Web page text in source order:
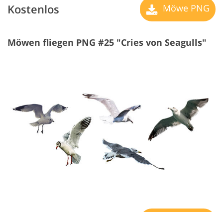
Kostenlos Möwe PNG
Möwen fliegen PNG #25 "Cries von Seagulls"